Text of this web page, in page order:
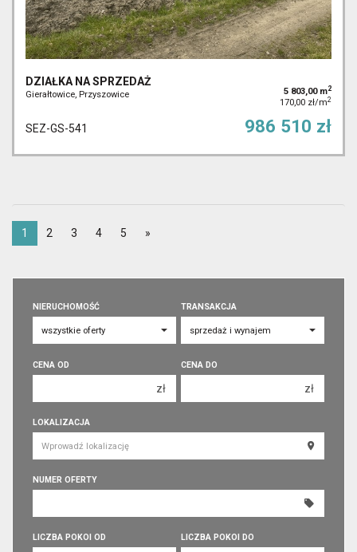
DZIAŁKA NA SPRZEDAŻ
Gierałtowice, Przyszowice 5 803,00 m2
170,00 zł/m2
SEZ-GS-541 986 510 zł
1 2 3 4 5 »
NIERUCHOMOŚĆ TRANSAKCJA
CENA OD
zł
250 000 zł
300 000 zł
400 000 zł
CENA DO
zł
250 000 zł
400 000 zł
LOKALIZACJA
NUMER OFERTY
LICZBA POKOI OD LICZBA POKOI DO